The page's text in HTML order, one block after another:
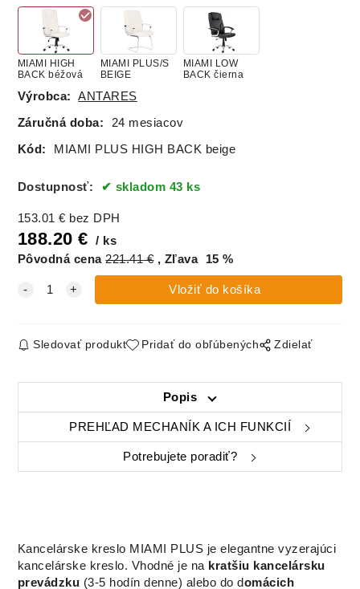
MIAMI HIGH
BACK béžová
MIAMI PLUS/S
BEIGE
MIAMI LOW
BACK čierna
Výrobca: ANTARES
Záručná doba: 24 mesiacov
Kód: MIAMI PLUS HIGH BACK beige
Dostupnosť: skladom 43 ks
153.01 € bez DPH
188.20 €
ks
Pôvodná cena 221.41€ Zľava 15 %
Sledovať produkt Pridať do obľúbených Zdielať
Popis
PREHĽAD MECHANÍK A ICH FUNKCIÍ
Potrebujete poradiť?
Kancelárske kreslo MIAMI PLUS je elegantne vyzerajúci
kancelárske kreslo. Vhodné je na kratšiu kancelársku
prevádzku (3-5 hodín denne) alebo do domácich